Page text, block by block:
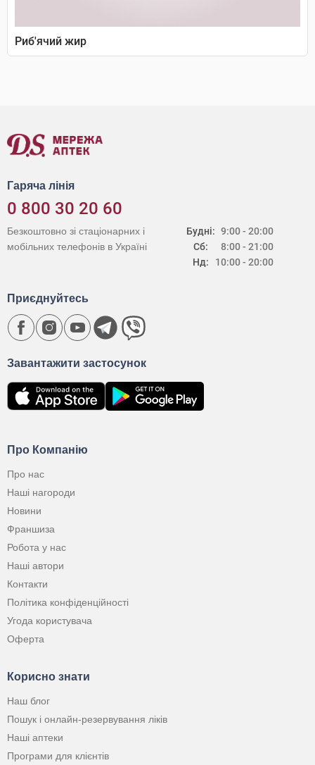
Риб'ячий жир
Гаряча лінія
0 800 30 20 60
Будні:
Сб:
Нд:
9:00 - 20:00
8:00 - 21:00
10:00 - 20:00
Безкоштовно зі стаціонарних і
мобільних телефонів в Україні
Про Компанію
Про нас
Наші нагороди
Новини
Франшиза
Робота у нас
Наші автори
Контакти
Політика конфіденційності
Угода користувача
Оферта
Корисно знати
Наш блог
Пошук і онлайн-резервування ліків
Наші аптеки
Програми для клієнтів
Завантажити застосунок
Приєднуйтесь